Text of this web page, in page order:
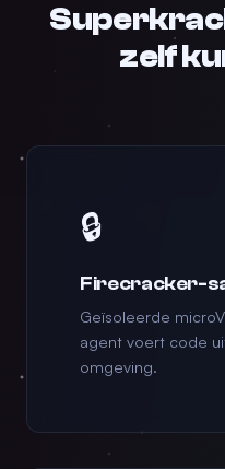
zelf
🔒
Firecracker-
Geïsoleerde
agent voert code
omgeving.